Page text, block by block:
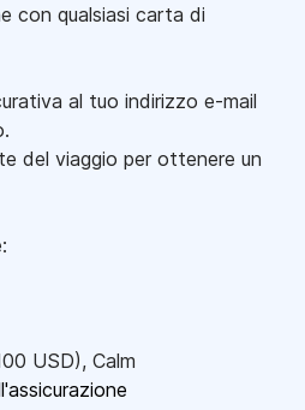
con qualsiasi carta di
al tuo indirizzo e-mail
del viaggio per ottenere un
USD), Calm